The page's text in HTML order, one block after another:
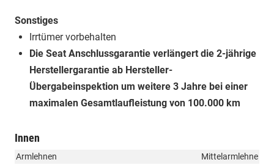
Sonstiges
Irrtümer vorbehalten
Die Seat Anschlussgarantie verlängert die 2-jährige
Herstellergarantie ab Hersteller-
Übergabeinspektion um weitere 3 Jahre bei einer
maximalen Gesamtlaufleistung von 100.000 km
Innen
Armlehnen
Mittelarmlehne